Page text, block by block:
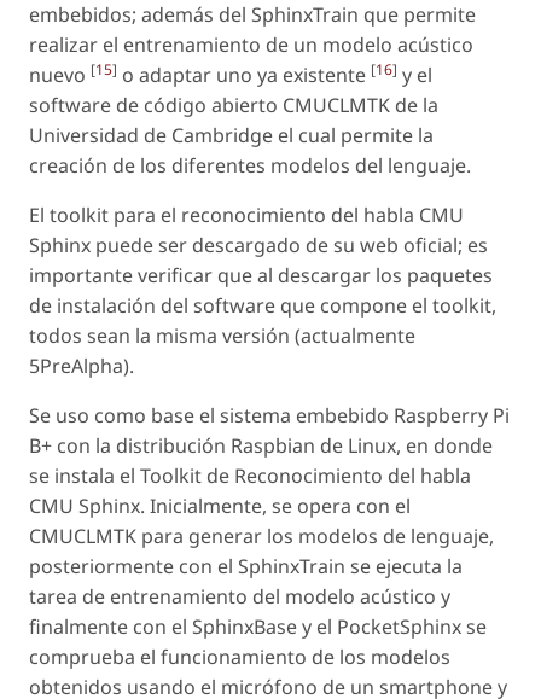
embebidos; además del SphinxTrain que permite
realizar el entrenamiento de un modelo acústico
nuevo [15] o adaptar uno ya existente [16] y el
software de código abierto CMUCLMTK de la
Universidad de Cambridge el cual permite la
creación de los diferentes modelos del lenguaje.
El toolkit para el reconocimiento del habla CMU
Sphinx puede ser descargado de su web oficial; es
importante verificar que al descargar los paquetes
de instalación del software que compone el toolkit,
todos sean la misma versión (actualmente
5PreAlpha).
Se uso como base el sistema embebido Raspberry Pi
B+ con la distribución Raspbian de Linux, en donde
se instala el Toolkit de Reconocimiento del habla
CMU Sphinx. Inicialmente, se opera con el
CMUCLMTK para generar los modelos de lenguaje,
posteriormente con el SphinxTrain se ejecuta la
tarea de entrenamiento del modelo acústico y
finalmente con el SphinxBase y el PocketSphinx se
comprueba el funcionamiento de los modelos
obtenidos usando el micrófono de un smartphone y